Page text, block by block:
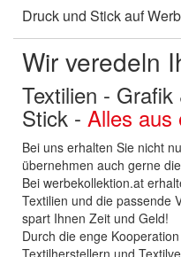
Druck und Stick auf
Wir veredeln
Textilien -
Stick - Alles aus
Bei uns erhalten Sie nicht
übernehmen auch gerne
Bei werbekollektion.at
Textilien und die passende
spart Ihnen Zeit und Geld!
Durch die enge